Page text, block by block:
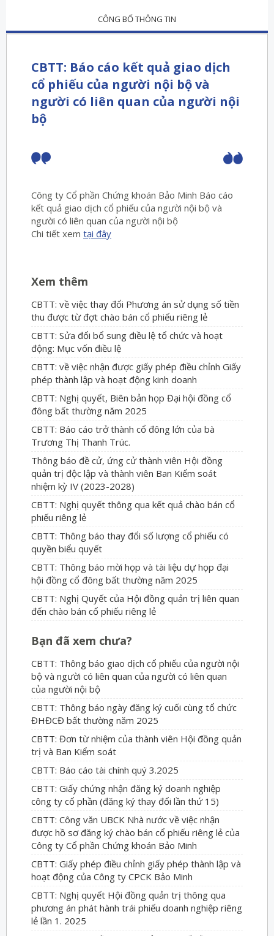
CÔNG BỐ THÔNG TIN
CBTT: Báo cáo kết quả giao dịch
cổ phiếu của người nội bộ và
người có liên quan của người nội
bộ
Công ty Cổ phần Chứng khoán Bảo Minh Báo cáo
kết quả giao dịch cổ phiếu của người nội bộ và
người có liên quan của người nội bộ
Chi tiết xem tại đây
Xem thêm
CBTT: về việc thay đổi Phương án sử dụng số tiền
thu được từ đợt chào bán cổ phiếu riêng lẻ
CBTT: Sửa đổi bổ sung điều lệ tổ chức và hoạt
động: Mục vốn điều lệ
CBTT: về việc nhận được giấy phép điều chỉnh Giấy
phép thành lập và hoạt động kinh doanh
CBTT: Nghị quyết, Biên bản họp Đại hội đồng cổ
đông bất thường năm 2025
CBTT: Báo cáo trở thành cổ đông lớn của bà
Trương Thị Thanh Trúc.
Thông báo đề cử, ứng cử thành viên Hội đồng
quản trị độc lập và thành viên Ban Kiểm soát
nhiệm kỳ IV (2023-2028)
CBTT: Nghị quyết thông qua kết quả chào bán cổ
phiếu riêng lẻ
CBTT: Thông báo thay đổi số lượng cổ phiếu có
quyền biểu quyết
CBTT: Thông báo mời họp và tài liệu dự họp đại
hội đồng cổ đông bất thường năm 2025
CBTT: Nghị Quyết của Hội đồng quản trị liên quan
đến chào bán cổ phiếu riêng lẻ
Bạn đã xem chưa?
CBTT: Thông báo giao dịch cổ phiếu của người nội
bộ và người có liên quan của người có liên quan
của người nội bộ
CBTT: Thông báo ngày đăng ký cuối cùng tổ chức
ĐHĐCĐ bất thường năm 2025
CBTT: Đơn từ nhiệm của thành viên Hội đồng quản
trị và Ban Kiểm soát
CBTT: Báo cáo tài chính quý 3.2025
CBTT: Giấy chứng nhận đăng ký doanh nghiệp
công ty cổ phần (đăng ký thay đổi lần thứ 15)
CBTT: Công văn UBCK Nhà nước về việc nhận
được hồ sơ đăng ký chào bán cổ phiếu riêng lẻ của
Công ty Cổ phần Chứng khoán Bảo Minh
CBTT: Giấy phép điều chỉnh giấy phép thành lập và
hoạt động của Công ty CPCK Bảo Minh
CBTT: Nghị quyết Hội đồng quản trị thông qua
phương án phát hành trái phiếu doanh nghiệp riêng
lẻ lần 1. 2025